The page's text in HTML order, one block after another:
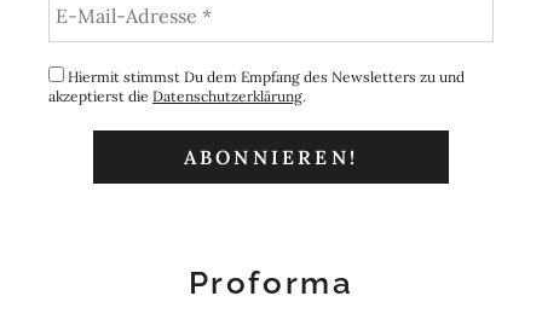
Hiermit stimmst Du dem Empfang des Newsletters zu und
akzeptierst die Datenschutzerklärung.
Proforma